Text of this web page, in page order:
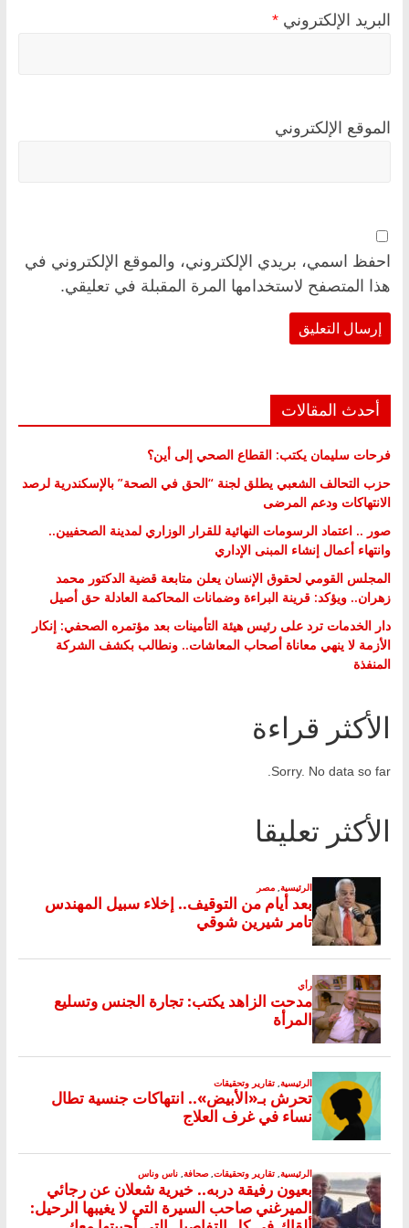
البريد الإلكتروني *
الموقع الإلكتروني
احفظ اسمي، بريدي الإلكتروني، والموقع الإلكتروني في
هذا المتصفح لاستخدامها المرة المقبلة في تعليقي.
أحدث المقالات
فرحات سليمان يكتب: القطاع الصحي إلى أين؟
حزب التحالف الشعبي يطلق لجنة “الحق في الصحة” بالإسكندرية لرصد
الانتهاكات ودعم المرضى
صور .. اعتماد الرسومات النهائية للقرار الوزاري لمدينة الصحفيين..
وانتهاء أعمال إنشاء المبنى الإداري
المجلس القومي لحقوق الإنسان يعلن متابعة قضية الدكتور محمد
زهران.. ويؤكد: قرينة البراءة وضمانات المحاكمة العادلة حق أصيل
دار الخدمات ترد على رئيس هيئة التأمينات بعد مؤتمره الصحفي: إنكار
الأزمة لا ينهي معاناة أصحاب المعاشات.. ونطالب بكشف الشركة
المنفذة
الأكثر قراءة
Sorry. No data so far.
الأكثر تعليقا